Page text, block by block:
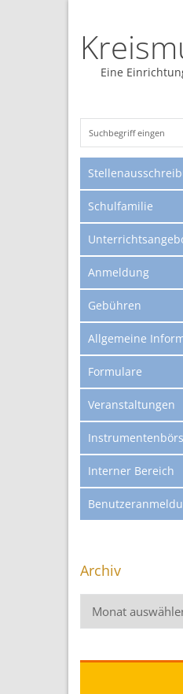
Eine
Schulfamilie
Anmeldung
Gebühren
Allgemeine
Formulare
Veranstaltungen
Interner Bereich
Archiv